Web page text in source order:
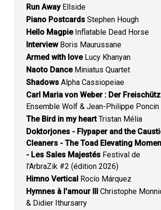
Run AwayEllside
Piano Postcards Stephen Hough
Hello MagpieInflatable Dead Horse
InterviewBoris Maurussane
Armed with loveLucy Khanyan
Naoto DanceMiniatus Quartet
Shadows Alpha Cassiopeiae
Carl Maria von Weber : Der Freischütz
Ensemble Wolf & Jean-Philippe Poncin
The Bird in my heartTristan Mélia
Doktorjones - Flypaper and the
Cleaners - The Toad Elevating
- Les Sales Majestés Festival de
l'ArbraZik #2 (édition 2026)
Himno Vertical Rocío Márquez
Hymnes à l'amour III Christophe
& Didier Ithursarry